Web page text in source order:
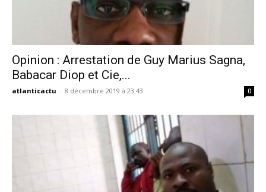
Opinion : Arrestation de Guy Marius Sagna,
Babacar Diop et Cie,...
atlanticactu - 8 décembre 2019 à 23:43 0